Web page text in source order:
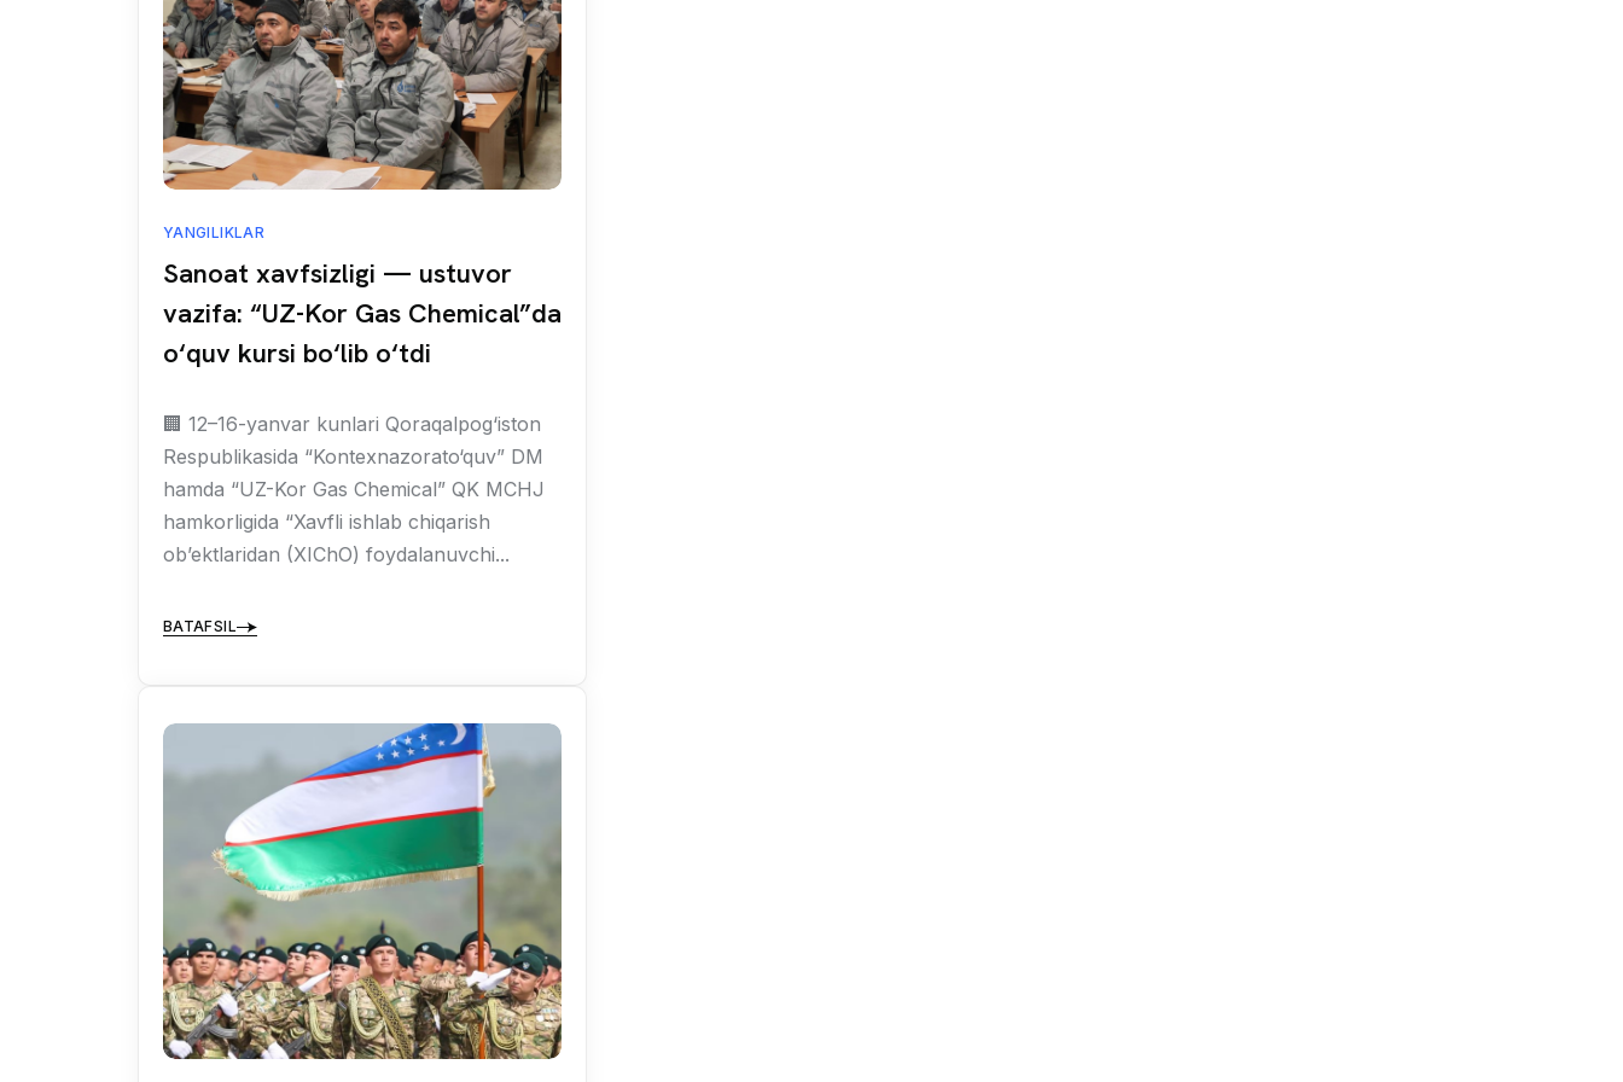
YANGILIKLAR
Sanoat xavfsizligi — ustuvor
vazifa: “UZ-Kor Gas Chemical”da
o‘quv kursi bo‘lib o‘tdi
🏢 12–16-yanvar kunlari Qoraqalpog‘iston
Respublikasida “Kontexnazorato‘quv” DM
hamda “UZ-Kor Gas Chemical” QK MCHJ
hamkorligida “Xavfli ishlab chiqarish
ob’ektlaridan (XIChO) foydalanuvchi...
BATAFSIL